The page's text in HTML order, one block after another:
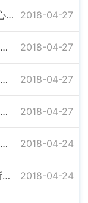
绳采飞扬 舞动青春 ——市成人教育中心举行跳绳比赛 2018-04-27
汨罗教体系统开展违反中央八项规定精神突出问题专项治理 2018-04-27
新塘中学：为救助国家二级保护动物的朱丹同学点赞 2018-04-27
罗城学校举行第二届读书节，作家邓湘子开坛讲座 2018-04-27
市四中：开展国家安全教育，让学生铭记历史 2018-04-24
汨罗市24人参加岳阳市教育体育系统新闻通讯员培训 2018-04-24